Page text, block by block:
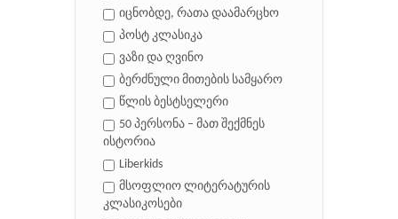
იცნობდე, რათა დაამარცხო
პოსტ კლასიკა
ვაზი და ღვინო
ბერძნული მითების სამყარო
წლის ბესტსელერი
50 პერსონა – მათ შექმნეს
ისტორია
Liberkids
მსოფლიო ლიტერატურის
კლასიკოსები